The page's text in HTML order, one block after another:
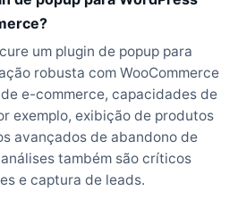
um plugin de popup para
robusta com WooCommerce
e-commerce, capacidades de
exemplo, exibição de produtos
avançados de abandono de
também são críticos
e captura de leads.